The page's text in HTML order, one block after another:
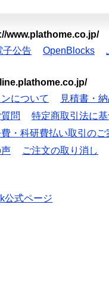
www.plathome.co.jp/
子公告 OpenBlocks
について
見積書・
問
特定商取引法に
・科研費払い取引のご
ご注文の取り消し
公式ページ